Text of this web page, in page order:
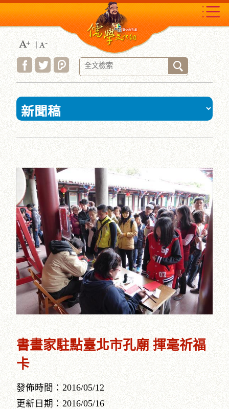
到
主
要
內
容
區
塊
:::
書畫家駐點臺北市孔廟 揮毫祈福
卡
發佈時間：2016/05/12
更新日期：2016/05/16